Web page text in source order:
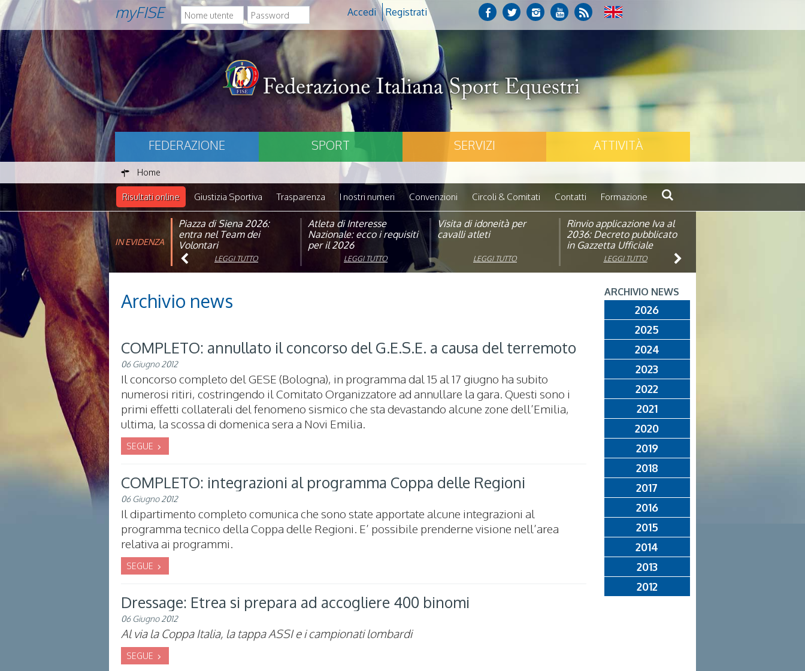
myFISE Accedi Registrati
FEDERAZIONE SPORT SERVIZI ATTIVITÀ
Home
Risultati online Giustizia Sportiva Trasparenza I nostri numeri Convenzioni Circoli & Comitati Contatti Formazione
IN EVIDENZA
Piazza di Siena 2026:
entra nel Team dei
Volontari
LEGGI TUTTO
Atleta di Interesse
Nazionale: ecco i requisiti
per il 2026
LEGGI TUTTO
Visita di idoneità per
cavalli atleti
LEGGI TUTTO
Rinvio applicazione Iva al
2036: Decreto pubblicato
in Gazzetta Ufficiale
LEGGI TUTTO
FISE: aperta la Campagna
affiliazione 2026
LEGGI TUTTO
Natale con la FISE: al via
la nona edizione
dell’iniziativa solidale della
Federazione Italiana Sport
Equestri
LEGGI TUTTO
Studente Atleta di alto
livello: pubblicato il bando
per l’anno scolastico
2025/2026LEGGI TUTTO
Visita veterinaria annuale
LEGGI TUTTO
Archivio news
COMPLETO: annullato il concorso del G.E.S.E. a causa del terremoto
06 Giugno 2012
Il concorso completo del GESE (Bologna), in programma dal 15 al 17 giugno ha subito
numerosi ritiri, costringendo il Comitato Organizzatore ad annullare la gara. Questi sono i
primi effetti collaterali del fenomeno sismico che sta devastando alcune zone dell’Emilia,
ultima, la scossa di domenica sera a Novi Emilia.
SEGUE
COMPLETO: integrazioni al programma Coppa delle Regioni
06 Giugno 2012
Il dipartimento completo comunica che sono state apportate alcune integrazioni al
programma tecnico della Coppa delle Regioni. E’ possibile prenderne visione nell’area
relativa ai programmi.
SEGUE
Dressage: Etrea si prepara ad accogliere 400 binomi
06 Giugno 2012
Al via la Coppa Italia, la tappa ASSI e i campionati lombardi
SEGUE
ARCHIVIO NEWS
2026
2025
2024
2023
2022
2021
2020
2019
2018
2017
2016
2015
2014
2013
2012